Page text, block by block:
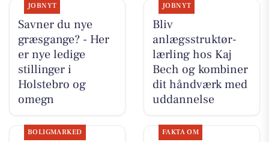
JOBNYT
Savner du nye
græsgange? - Her
er nye ledige
stillinger i
Holstebro og
omegn
JOBNYT
Bliv
anlægsstruktør-
lærling hos Kaj
Bech og kombiner
dit håndværk med
uddannelse
BOLIGMARKED FAKTA OM